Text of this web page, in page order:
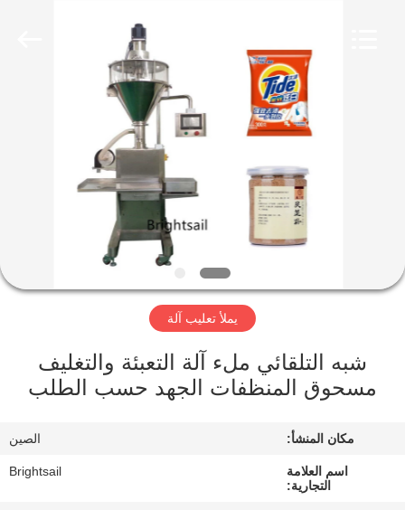
فيديو
المعمل
يملأ تعليب آلة
شبه التلقائي ملء آلة التعبئة والتغليف
مسحوق المنظفات الجهد حسب الطلب
مكان المنشأ: الصين
اسم العلامة
التجارية:
Brightsail